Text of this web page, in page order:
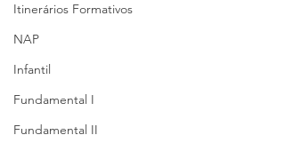
Itinerários Formativos
NAP
Infantil
Fundamental I
Fundamental II